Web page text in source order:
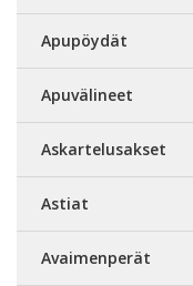
Apupöydät
Apuvälineet
Askartelusakset
Astiat
Avaimenperät